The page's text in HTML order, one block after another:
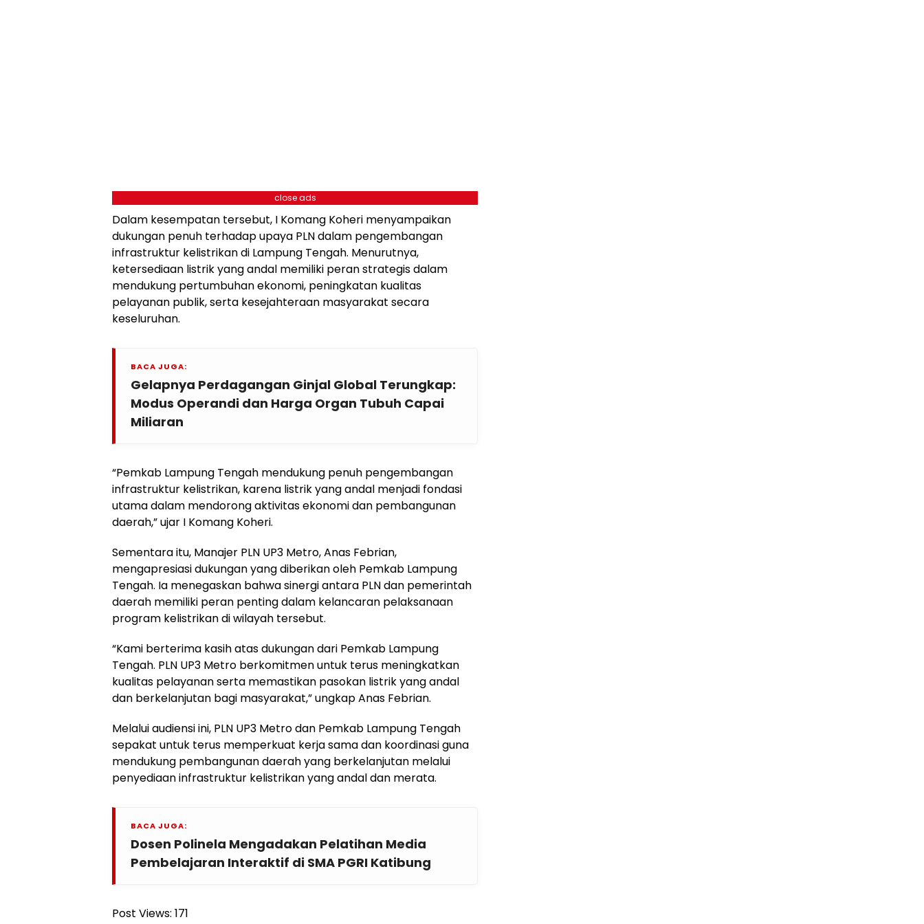
close ads
Dalam kesempatan tersebut, I Komang Koheri menyampaikan
dukungan penuh terhadap upaya PLN dalam pengembangan
infrastruktur kelistrikan di Lampung Tengah. Menurutnya,
ketersediaan listrik yang andal memiliki peran strategis dalam
mendukung pertumbuhan ekonomi, peningkatan kualitas
pelayanan publik, serta kesejahteraan masyarakat secara
keseluruhan.
BACA JUGA:
Gelapnya Perdagangan Ginjal Global Terungkap:
Modus Operandi dan Harga Organ Tubuh Capai
Miliaran
“Pemkab Lampung Tengah mendukung penuh pengembangan
infrastruktur kelistrikan, karena listrik yang andal menjadi fondasi
utama dalam mendorong aktivitas ekonomi dan pembangunan
daerah,” ujar I Komang Koheri.
Sementara itu, Manajer PLN UP3 Metro, Anas Febrian,
mengapresiasi dukungan yang diberikan oleh Pemkab Lampung
Tengah. Ia menegaskan bahwa sinergi antara PLN dan pemerintah
daerah memiliki peran penting dalam kelancaran pelaksanaan
program kelistrikan di wilayah tersebut.
“Kami berterima kasih atas dukungan dari Pemkab Lampung
Tengah. PLN UP3 Metro berkomitmen untuk terus meningkatkan
kualitas pelayanan serta memastikan pasokan listrik yang andal
dan berkelanjutan bagi masyarakat,” ungkap Anas Febrian.
Melalui audiensi ini, PLN UP3 Metro dan Pemkab Lampung Tengah
sepakat untuk terus memperkuat kerja sama dan koordinasi guna
mendukung pembangunan daerah yang berkelanjutan melalui
penyediaan infrastruktur kelistrikan yang andal dan merata.
BACA JUGA:
Dosen Polinela Mengadakan Pelatihan Media
Pembelajaran Interaktif di SMA PGRI Katibung
Post Views: 171